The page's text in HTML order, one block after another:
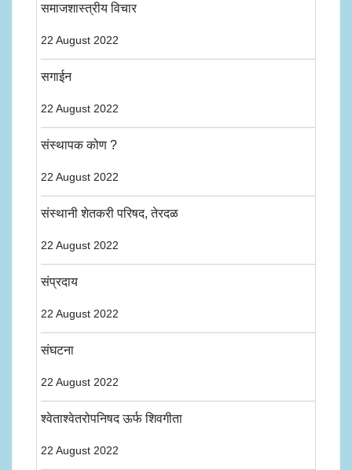
समाजशास्त्रीय विचार
22 August 2022
सगाईन
22 August 2022
संस्थापक कोण ?
22 August 2022
संस्थानी शेतकरी परिषद, तेरदळ
22 August 2022
संप्रदाय
22 August 2022
संघटना
22 August 2022
श्वेताश्वेतरोपनिषद ऊर्फ शिवगीता
22 August 2022